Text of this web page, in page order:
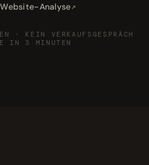
Analyse
· KEIN VERKAUFSGESPRÄCH
IN 3 MINUTEN